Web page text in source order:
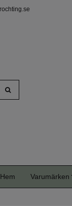
Hem Varumärken